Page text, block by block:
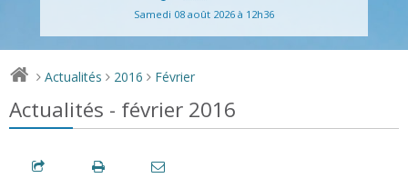
Samedi 08 août 2026 à 12h36
> Actualités > 2016 > Février
Actualités - février 2016